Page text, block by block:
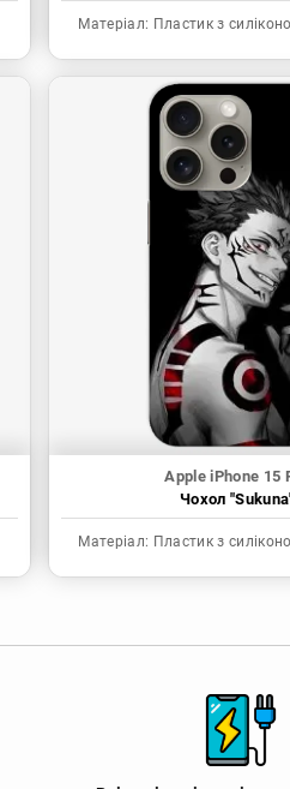
Матеріал: Пластик з
Apple iPhone 15
Чохол
Матеріал: Пластик з